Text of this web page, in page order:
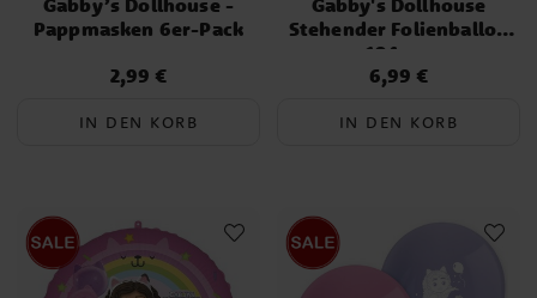
Pappmasken 6er-Pack
Preis:2,99 €
2,99 €
IN DEN KORB
Stehender Folienballon
104 cm
Preis:6,99 €
6,99 €
IN DEN KORB